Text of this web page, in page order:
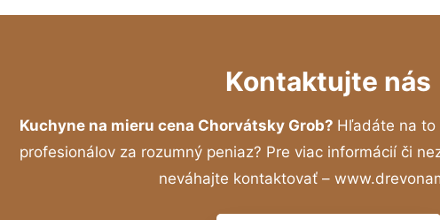
Kontaktujte nás
Kuchyne na mieru cena Chorvátsky Grob? Hľadáte na to
profesionálov za rozumný peniaz? Pre viac informácií či
neváhajte kontaktovať –